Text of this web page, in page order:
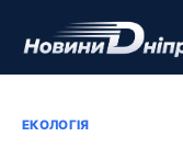
ЕКОЛОГІЯ